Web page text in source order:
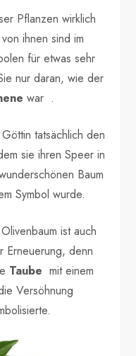
Pflanzen wirklich
ihnen sind im
für etwas sehr
nur daran, wie der
war .
tatsächlich den
sie ihren Speer in
Baum
Symbol wurde.
ist auch
Erneuerung, denn
Taube mit einem
Versöhnung